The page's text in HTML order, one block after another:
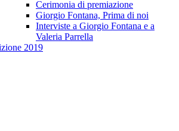
Cerimonia di premiazione
Giorgio Fontana, Prima di noi
Interviste a Giorgio Fontana e a
Valeria Parrella
2019